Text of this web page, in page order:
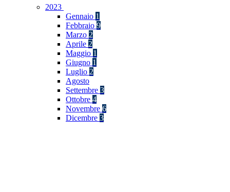
2023
Gennaio 1
Febbraio 9
Marzo 2
Aprile 2
Maggio 1
Giugno 1
Luglio 2
Agosto
Settembre 3
Ottobre 4
Novembre 6
Dicembre 3